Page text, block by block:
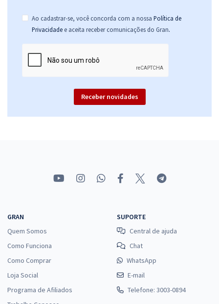
Ao cadastrar-se, você concorda com a nossa Política de
Privacidade e aceita receber comunicações do Gran.
Receber novidades
GRAN
Quem Somos
Como Funciona
Como Comprar
Loja Social
Programa de Afiliados
SUPORTE
Central de ajuda
Chat
WhatsApp
E-mail
Telefone: 3003-0894